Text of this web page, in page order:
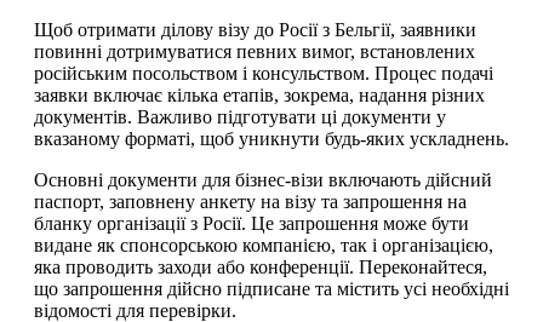
Щоб отримати ділову візу до Росії з Бельгії, заявники
повинні дотримуватися певних вимог, встановлених
російським посольством і консульством. Процес подачі
заявки включає кілька етапів, зокрема, надання різних
документів. Важливо підготувати ці документи у
вказаному форматі, щоб уникнути будь-яких ускладнень.
Основні документи для бізнес-візи включають дійсний
паспорт, заповнену анкету на візу та запрошення на
бланку організації з Росії. Це запрошення може бути
видане як спонсорською компанією, так і організацією,
яка проводить заходи або конференції. Переконайтеся,
що запрошення дійсно підписане та містить усі необхідні
відомості для перевірки.